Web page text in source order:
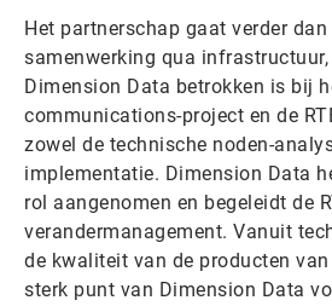
Het partnerschap gaat verder
samenwerking qua
Dimension Data betrokken is bij
communications-project en de
zowel de technische noden-
implementatie. Dimension Data
rol aangenomen en begeleidt de
verandermanagement. Vanuit
de kwaliteit van de producten
sterk punt van Dimension Data